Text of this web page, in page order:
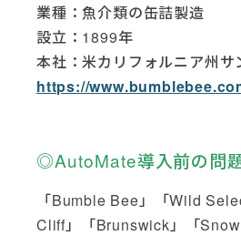
業種：魚介類の缶詰製造
設立：1899年
本社：米カリフォルニア州サ
https://
◎AutoMate導入前の問
「Bumble Bee」「Wild
Cliff」「Brunswick」「